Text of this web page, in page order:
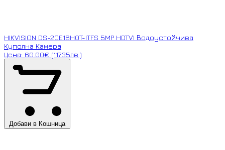
HIKVISION DS-2CE16H0T-ITFS 5MP HDTVI Водоустойчива
Куполна Камера
Цена: 60.00€ (117.35лв.)
Добави в Кошница